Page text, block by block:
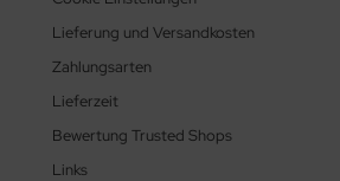
Lieferung und Versandkosten
Zahlungsarten
Lieferzeit
Bewertung Trusted Shops
Links